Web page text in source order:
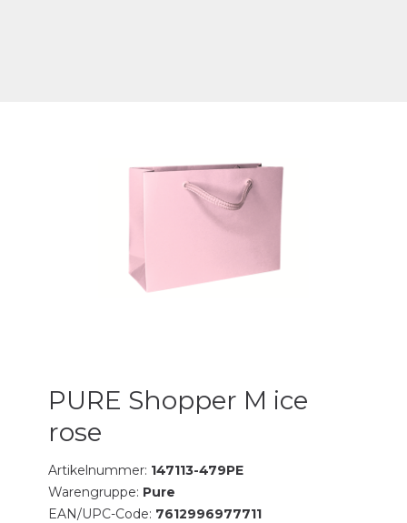
PURE Shopper M ice
rose
Artikelnummer: 147113-479PE
Warengruppe: Pure
EAN/UPC-Code: 7612996977711